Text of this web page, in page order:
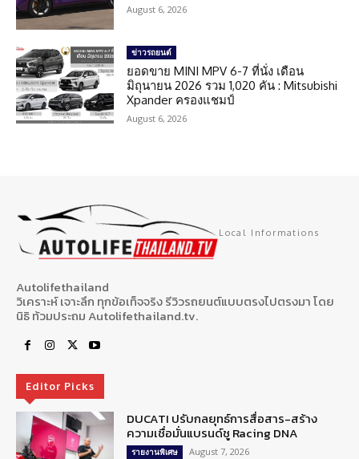
August 6, 2026
ข่าวรถยนต์
ยอดขาย MINI MPV 6-7 ที่นั่ง เดือน
มิถุนายน 2026 รวม 1,020 คัน : Mitsubishi
Xpander ครองแชมป์
August 6, 2026
Local Informations
Autolifethailand
วิเคราะห์ เจาะลึก ทุกข้อเท็จจริง รีวิวรถยนต์แบบตรงไปตรงมา โดย
นิธิ ท้วมประถม Autolifethailand.tv.
Editor Picks
DUCATI ปรับกลยุทธ์การสื่อสาร-สร้าง
ความเชื่อมั่นแบรนด์ชู Racing DNA
รายงานพิเศษ August 7, 2026